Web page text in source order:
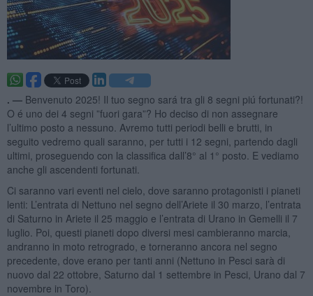
. — Benvenuto 2025! Il tuo segno sará tra gli 8 segni piú fortunati?!
O é uno dei 4 segni ”fuori gara”? Ho deciso di non assegnare
l’ultimo posto a nessuno. Avremo tutti periodi belli e brutti, in
seguito vedremo quali saranno, per tutti i 12 segni, partendo dagli
ultimi, proseguendo con la classifica dall’8° al 1° posto. E vediamo
anche gli ascendenti fortunati.
Ci saranno vari eventi nel cielo, dove saranno protagonisti i pianeti
lenti: L’entrata di Nettuno nel segno dell’Ariete il 30 marzo, l’entrata
di Saturno in Ariete il 25 maggio e l’entrata di Urano in Gemelli il 7
luglio. Poi, questi pianeti dopo diversi mesi cambieranno marcia,
andranno in moto retrogrado, e torneranno ancora nel segno
precedente, dove erano per tanti anni (Nettuno in Pesci sarà di
nuovo dal 22 ottobre, Saturno dal 1 settembre in Pesci, Urano dal 7
novembre in Toro).